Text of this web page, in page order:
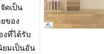
ดเป็น
ของ
งที่ได้รับ
ยมเป็นอัน